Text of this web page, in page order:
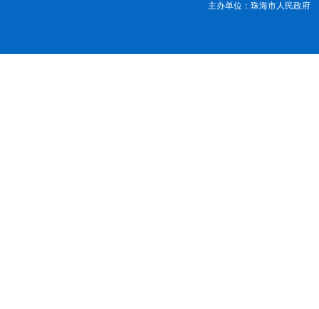
主办单位：珠海市人民政